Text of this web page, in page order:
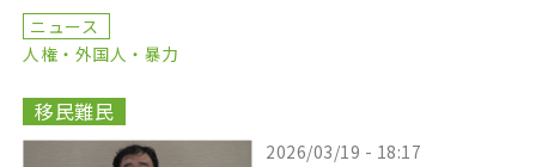
を求めた。 在留手数料は１万から１０万へ、永住許可は […]
ニュース
人権・外国人・暴力
移民難民
2026/03/19 - 18:17